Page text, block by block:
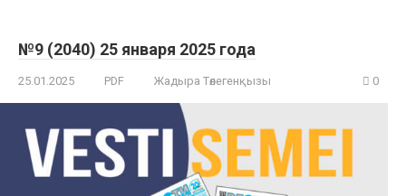
№9 (2040) 25 января 2025 года
25.01.2025 PDF Жадыра Төлегенқызы 0